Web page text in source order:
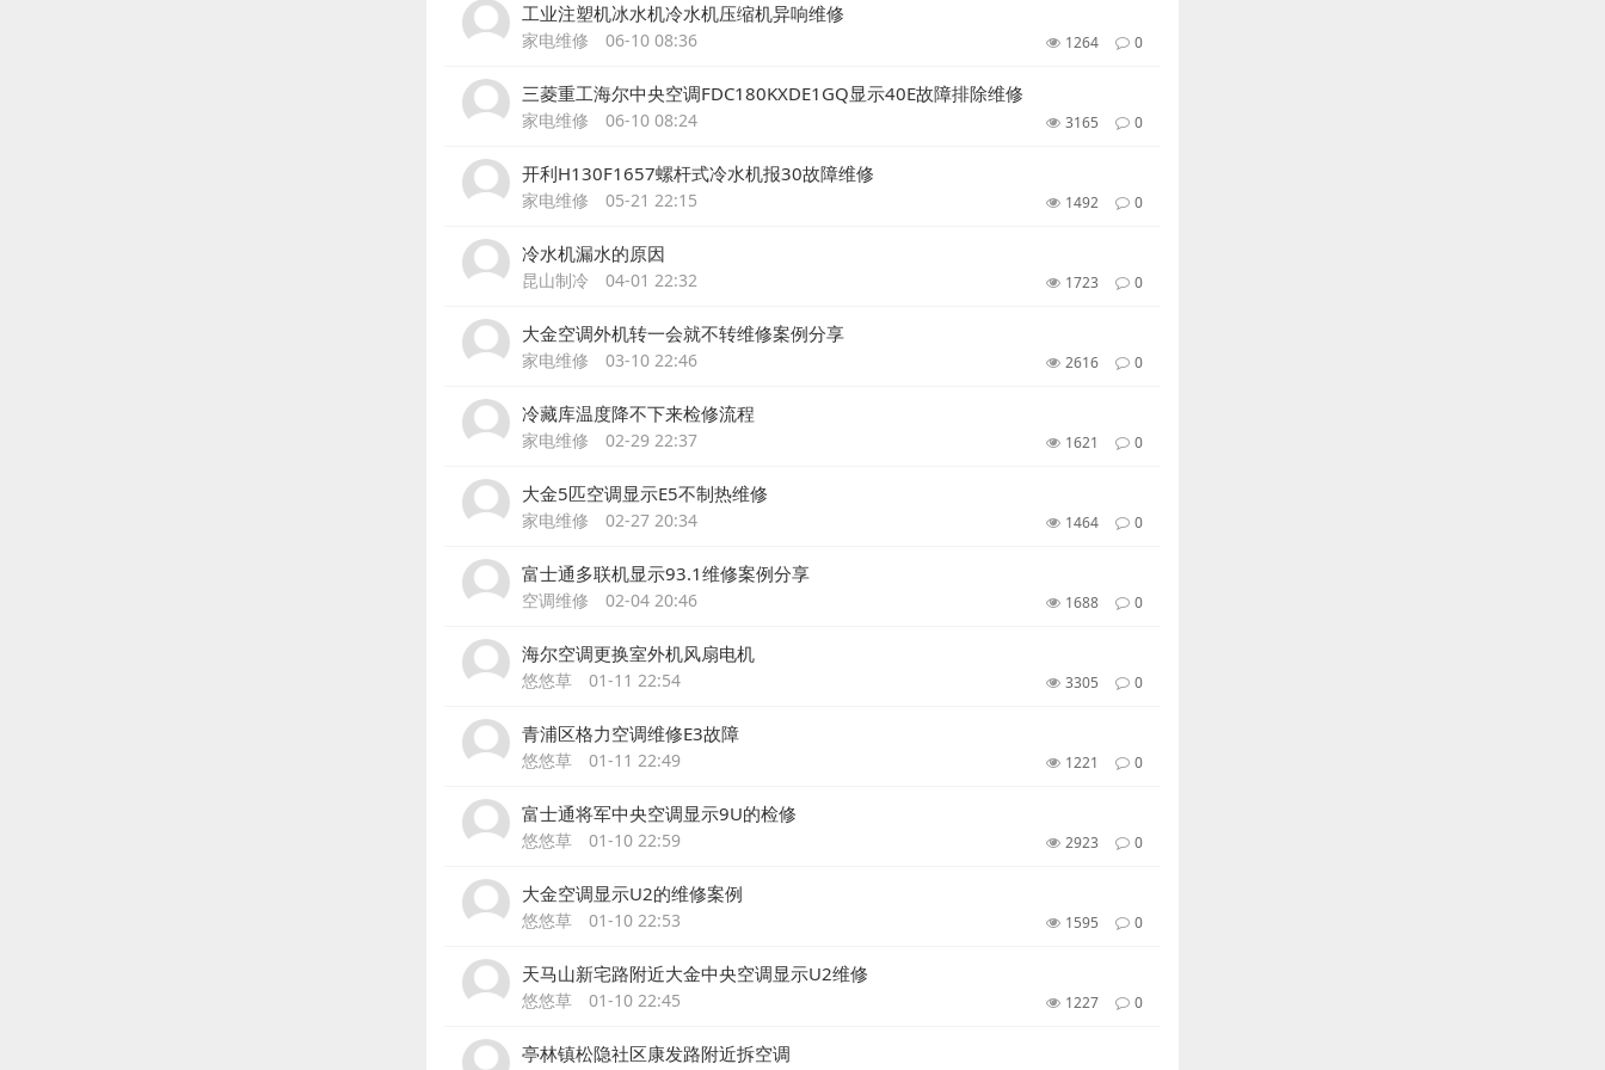
工业注塑机冰水机冷水机压缩机异响维修
家电维修 06-10 08:36 1264 0
三菱重工海尔中央空调FDC180KXDE1GQ显示40E故障排除维修
家电维修 06-10 08:24 3165 0
开利H130F1657螺杆式冷水机报30故障维修
家电维修 05-21 22:15 1492 0
冷水机漏水的原因
昆山制冷 04-01 22:32 1723 0
大金空调外机转一会就不转维修案例分享
家电维修 03-10 22:46 2616 0
冷藏库温度降不下来检修流程
家电维修 02-29 22:37 1621 0
大金5匹空调显示E5不制热维修
家电维修 02-27 20:34 1464 0
富士通多联机显示93.1维修案例分享
空调维修 02-04 20:46 1688 0
海尔空调更换室外机风扇电机
悠悠草 01-11 22:54 3305 0
青浦区格力空调维修E3故障
悠悠草 01-11 22:49 1221 0
富士通将军中央空调显示9U的检修
悠悠草 01-10 22:59 2923 0
大金空调显示U2的维修案例
悠悠草 01-10 22:53 1595 0
天马山新宅路附近大金中央空调显示U2维修
悠悠草 01-10 22:45 1227 0
亭林镇松隐社区康发路附近拆空调